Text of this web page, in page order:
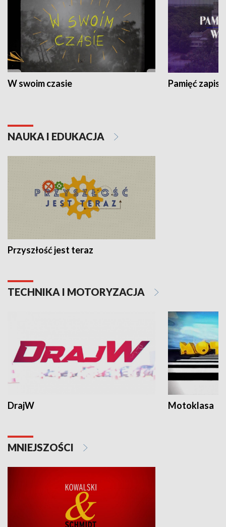
W swoim czasie Pamięć
NAUKA I EDUKACJA
Przyszłość jest teraz
TECHNIKA I MOTORYZACJA
DrajW Motoklasa
MNIEJSZOŚCI